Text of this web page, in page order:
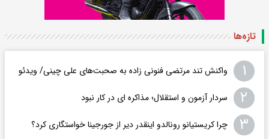
تازه‌ها
۱ واکنش تند مرتضی فنونی زاده به صحبت‌های علی چینی/ ویدئو
۲ سردار آزمون و استقلال؛ مذاکره ای در کار نبود
۳ چرا کریستیانو رونالدو اینقدر دیر از جورجینا خواستگاری کرد؟